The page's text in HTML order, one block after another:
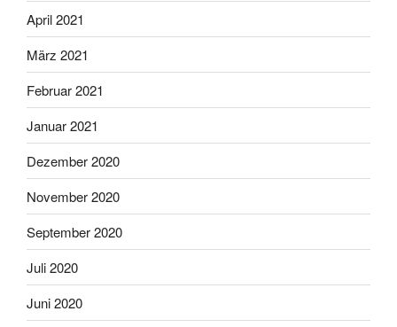
April 2021
März 2021
Februar 2021
Januar 2021
Dezember 2020
November 2020
September 2020
Juli 2020
Juni 2020